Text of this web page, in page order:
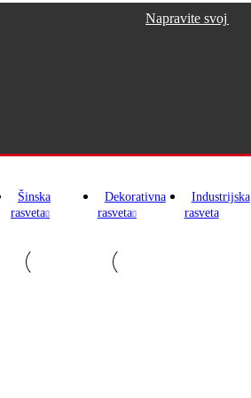
Napravite svoj nalog,
Šinska
rasveta
Dekorativna
rasveta
Industrijska
rasveta